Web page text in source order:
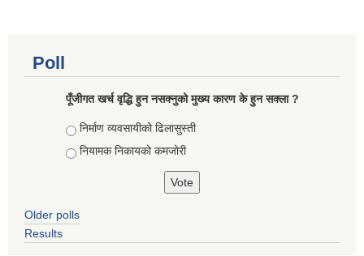
Poll
पूँजीगत खर्च वृद्धि हुन नसक्नुको मुख्य कारण के हुन सक्ला ?
Choices
निर्माण व्यवसायीको ढिलासुस्ती
नियामक निकायको कमजोरी
Older polls
Results